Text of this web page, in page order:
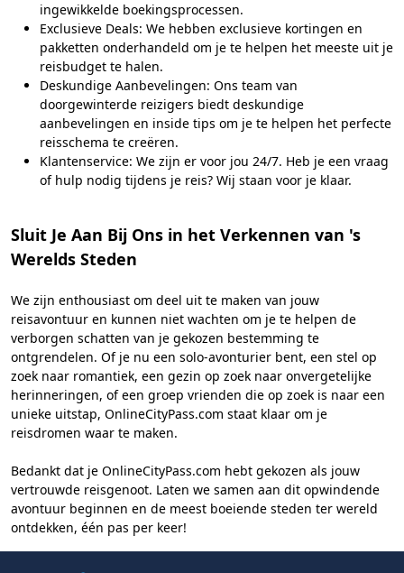
ingewikkelde boekingsprocessen.
Exclusieve Deals: We hebben exclusieve kortingen en
pakketten onderhandeld om je te helpen het meeste uit je
reisbudget te halen.
Deskundige Aanbevelingen: Ons team van
doorgewinterde reizigers biedt deskundige
aanbevelingen en inside tips om je te helpen het perfecte
reisschema te creëren.
Klantenservice: We zijn er voor jou 24/7. Heb je een vraag
of hulp nodig tijdens je reis? Wij staan voor je klaar.
Sluit Je Aan Bij Ons in het Verkennen van 's
Werelds Steden
We zijn enthousiast om deel uit te maken van jouw
reisavontuur en kunnen niet wachten om je te helpen de
verborgen schatten van je gekozen bestemming te
ontgrendelen. Of je nu een solo-avonturier bent, een stel op
zoek naar romantiek, een gezin op zoek naar onvergetelijke
herinneringen, of een groep vrienden die op zoek is naar een
unieke uitstap, OnlineCityPass.com staat klaar om je
reisdromen waar te maken.
Bedankt dat je OnlineCityPass.com hebt gekozen als jouw
vertrouwde reisgenoot. Laten we samen aan dit opwindende
avontuur beginnen en de meest boeiende steden ter wereld
ontdekken, één pas per keer!